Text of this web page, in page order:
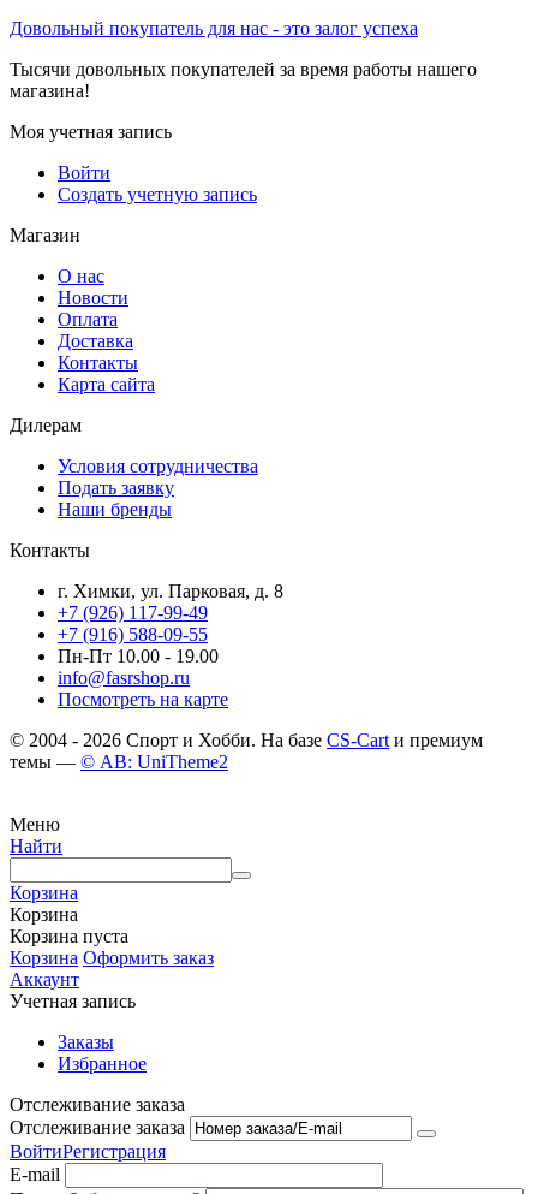
Довольный покупатель для нас - это залог успеха
Тысячи довольных покупателей за время работы нашего
магазина!
Моя учетная запись
Войти
Создать учетную запись
Магазин
О нас
Новости
Оплата
Доставка
Контакты
Карта сайта
Дилерам
Условия сотрудничества
Подать заявку
Наши бренды
Контакты
г. Химки, ул. Парковая, д. 8
+7 (926) 117-99-49
+7 (916) 588-09-55
Пн-Пт 10.00 - 19.00
info@fasrshop.ru
Посмотреть на карте
© 2004 - 2026 Спорт и Хобби. На базе CS-Cart и премиум
темы — © AB: UniTheme2
Меню
Найти
Корзина
Корзина
Корзина пуста
Корзина Оформить заказ
Аккаунт
Учетная запись
Заказы
Избранное
Отслеживание заказа
Отслеживание заказа
ВойтиРегистрация
E-mail